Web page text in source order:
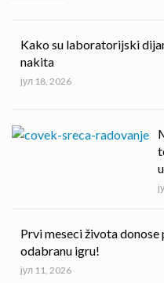
Kako su laboratorijski
nakita
јул 18, 2026
Prvi meseci života
odabranu igru!
јул 11, 2026